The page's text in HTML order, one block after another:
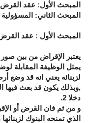
المبحث الأول: عقد القرض
المبحث الثاني: المسؤولية
المبحث الأول : عقد
يعتبر الإقراض من بين صور
يمثل الوظيفة المقابلة
لزبنائه يعني انه قد
,وبذلك يكون قد بعث فيها
دخلا 2.
و من ثم فان القرض أو
الذي تمنحه البنوك